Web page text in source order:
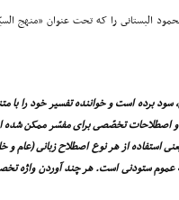
البستانى را که تحت عنوان «منهج
برده است و خواننده تفسیر خود را با
اصطلاحات تخصّصى براى مفسّر ممکن شده
استفاده از هر نوع اصطلاح زبانى (عام
ستودنى است. هر چند آوردن واژه تخصصى